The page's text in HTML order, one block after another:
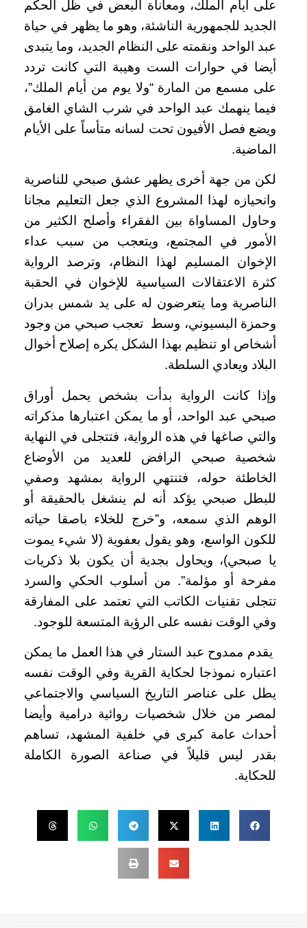
على أيام الملك، ومعاناة البعض في ظل الحكم
الجديد للجمهورية الناشئة، وهو ما يظهر في حياة
عبد الواحد ونقمته على النظام الجديد، وما يتبدى
أيضا في حوارات الست وهيبة التي كانت تردد
على مسمع من المارة “ولا يوم من أيام الملك”،
فيما ينهمك عبد الواحد في شرب الشاي الغامق
ويضع فصل الأفيون تحت لسانه متأساً على الأيام
الماضية.
لكن من جهة أخرى يظهر عشق صبحي للناصرية
وانحيازه لهذا المشروع الذي جعل التعليم مجانا
وحاول المساواة بين الفقراء وأصلح الكثير من
الأمور في المجتمع، ويتعجب من سبب عداء
الإخوان المسليم لهذا النظام، وترصد الرواية
كثرة الاعتقالات السياسية للإخوان في الحقبة
الناصرية وما يتعرضون له على يد شمس بدران
وحمزة البسيوني، وسط تعجب صبحي من وجود
أشخاص او تنظيم بهذا الشكل يكره إصلاح أخوال
البلاد ويعادي السلطة.
وإذا كانت الرواية بدأت بشخص يحمل أوراق
صبحي عبد الواحد، أو ما يمكن اعتبارها مذكراته
والتي صاغها في هذه الرواية، فتتجلى في النهاية
شخصية صبحي الرافض للعديد من الأوضاع
الخاطئة حوله، فتنتهي الرواية بمشهد وصفي
للبطل صبحي يؤكد أنه لم ينشغل بالحقيقة أو
الوهم الذي سمعه، و”خرج للخلاء باصقا حياته
للكون الواسع، وهو يقول بعفوية (لا شيء يموت
يا صبحي)، ويحاول بجدية أن يكون بلا ذكريات
مفرحة أو مؤلمة”. من أسلوب الحكي والسرد
تتجلى تقنيات الكاتب التي تعتمد على المفارقة
وفي الوقت نفسه على الرؤية المتسعة للوجود.
يقدم ممدوح عبد الستار في هذا العمل ما يمكن
اعتباره نموذجا لحكاية القرية وفي الوقت نفسه
يطل على عناصر التاريخ السياسي والاجتماعي
لمصر من خلال شخصيات روائية درامية وأيضا
أحداث عامة كبرى في خلفية المشهد، تساهم
بقدر ليس قليلاً في صناعة الصورة الكاملة
للحكاية.